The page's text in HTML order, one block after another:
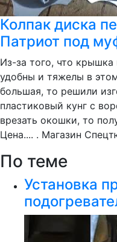
Колпак диска
Патриот под
Из-за того, что
удобны и тяжелы в
большая, то решили
пластиковый кунг с
врезать окошки, то
Цена.... . Магазин
По теме
Установка